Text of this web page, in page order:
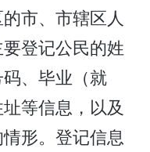
市、市辖区人
登记公民的姓
、毕业（就
等信息，以及
形。登记信息